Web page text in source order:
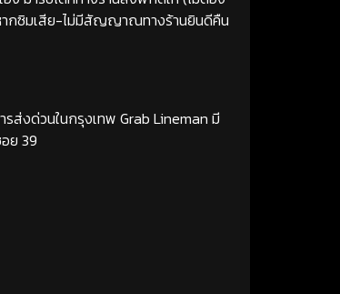
ากซิมเสีย-ไม่มีสัญญาณทางร้านยินดีคืน
รส่งด่วนในกรุงเทพ Grab Lineman มี
ย 39